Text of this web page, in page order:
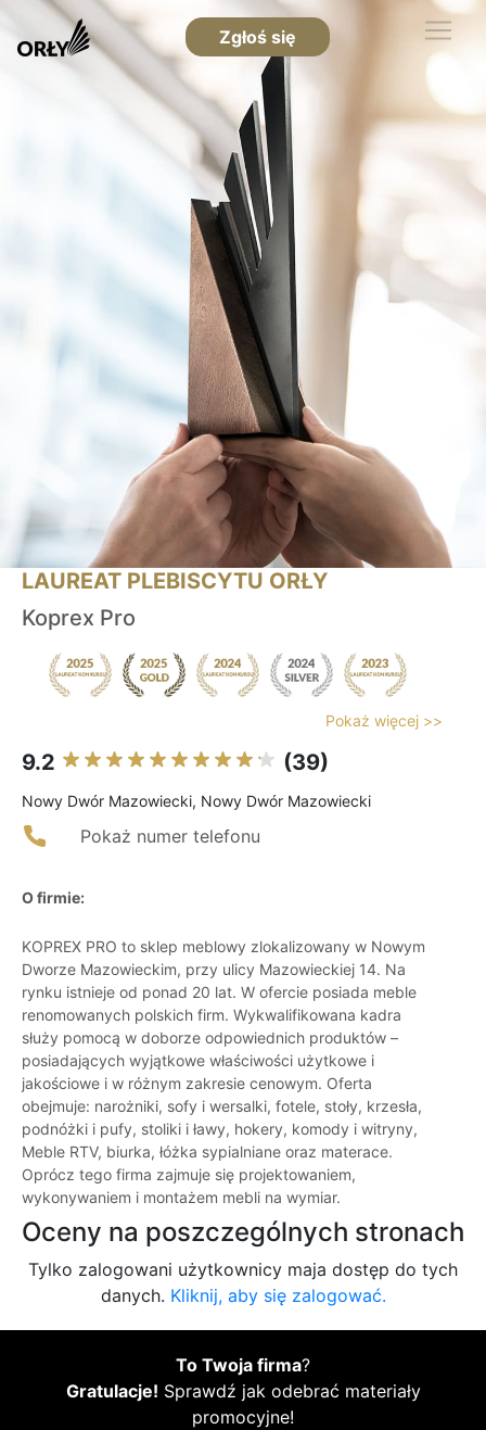
Zgłoś się
LAUREAT PLEBISCYTU ORŁY
Koprex Pro
Pokaż więcej >>
9.2 (39)
Nowy Dwór Mazowiecki, Nowy Dwór Mazowiecki
Pokaż numer telefonu
O firmie:
KOPREX PRO to sklep meblowy zlokalizowany w Nowym
Dworze Mazowieckim, przy ulicy Mazowieckiej 14. Na
rynku istnieje od ponad 20 lat. W ofercie posiada meble
renomowanych polskich firm. Wykwalifikowana kadra
służy pomocą w doborze odpowiednich produktów –
posiadających wyjątkowe właściwości użytkowe i
jakościowe i w różnym zakresie cenowym. Oferta
obejmuje: narożniki, sofy i wersalki, fotele, stoły, krzesła,
podnóżki i pufy, stoliki i ławy, hokery, komody i witryny,
Meble RTV, biurka, łóżka sypialniane oraz materace.
Oprócz tego firma zajmuje się projektowaniem,
wykonywaniem i montażem mebli na wymiar.
Oceny na poszczególnych stronach
Tylko zalogowani użytkownicy maja dostęp do tych
danych. Kliknij, aby się zalogować.
To Twoja firma?
Gratulacje! Sprawdź jak odebrać materiały
promocyjne!